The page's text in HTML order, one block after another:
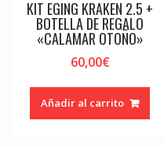
KIT EGING KRAKEN 2.5 +
BOTELLA DE REGALO
«CALAMAR OTOÑO»
60,00€
Añadir al carrito